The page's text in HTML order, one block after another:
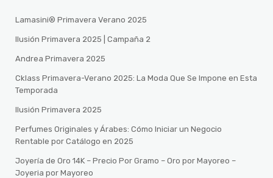
Lamasini® Primavera Verano 2025
Ilusión Primavera 2025 | Campaña 2
Andrea Primavera 2025
Cklass Primavera-Verano 2025: La Moda Que Se Impone en Esta
Temporada
Ilusión Primavera 2025
Perfumes Originales y Árabes: Cómo Iniciar un Negocio
Rentable por Catálogo en 2025
Joyería de Oro 14K – Precio Por Gramo – Oro por Mayoreo –
Joyeria por Mayoreo